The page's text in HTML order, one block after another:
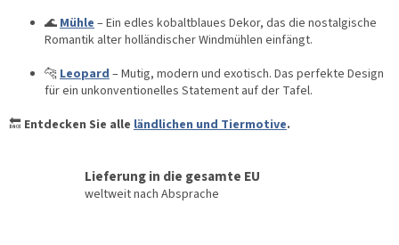
🌊Mühle– Ein edles kobaltblaues Dekor, das die nostalgische
Romantik alter holländischer Windmühlen einfängt.
🐆 Leopard– Mutig, modern und exotisch. Das perfekte Design
für ein unkonventionelles Statement auf der Tafel.
🔙 Entdecken Sie alle ländlichen und Tiermotive.
Lieferung in die gesamte EU
weltweit nach Absprache